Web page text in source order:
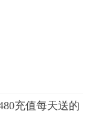
充值每天送的